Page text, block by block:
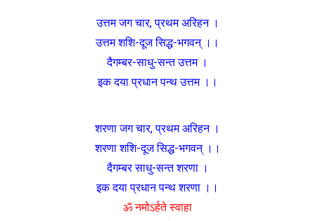
उत्तम जग चार, प्रथम अरिहन ।
उत्तम शशि-दूज सिद्ध-भगवन् ।।
दैगम्बर-साधु-सन्त उत्तम ।
इक दया प्रधान पन्थ उत्तम ।।
शरणा जग चार, प्रथम अरिहन ।
शरणा शशि-दूज सिद्ध-भगवन् ।।
दैगम्बर साधु-सन्त शरणा ।
इक दया प्रधान पन्थ शरणा ।।
ॐ नमोऽर्हते स्वाहा